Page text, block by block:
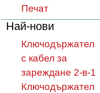
Печат
Най-нови
Ключодържател
с кабел за
зареждане 2-в-1
Ключодържател